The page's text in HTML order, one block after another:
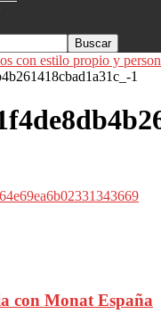
con estilo propio y
1
con Monat España